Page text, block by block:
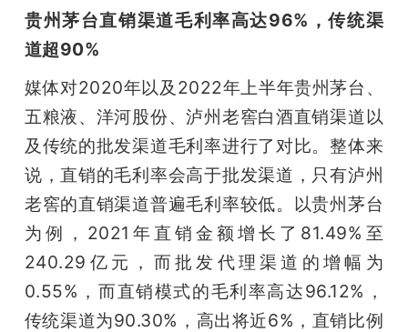
贵州茅台直销渠道毛利率高达96%，传统渠
道超90%
媒体对2020年以及2022年上半年贵州茅台、
五粮液、洋河股份、泸州老窖白酒直销渠道以
及传统的批发渠道毛利率进行了对比。整体来
说，直销的毛利率会高于批发渠道，只有泸州
老窖的直销渠道普遍毛利率较低。以贵州茅台
为例，2021年直销金额增长了81.49%至
240.29亿元，而批发代理渠道的增幅为
0.55%，而直销模式的毛利率高达96.12%，
传统渠道为90.30%，高出将近6%，直销比例